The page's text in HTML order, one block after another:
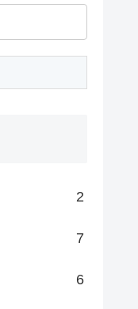
2
7
6